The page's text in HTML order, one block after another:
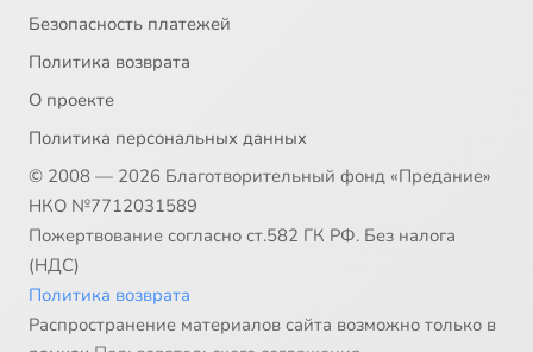
Безопасность платежей
Политика возврата
О проекте
Политика персональных данных
© 2008 — 2026 Благотворительный фонд «Предание»
НКО №7712031589
Пожертвование согласно ст.582 ГК РФ. Без налога
(НДС)
Политика возврата
Распространение материалов сайта возможно только в